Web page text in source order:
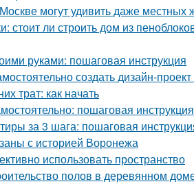
могут удивить даже местных
стоит ли строить дом из
руками: пошаговая инструкция
создать дизайн-
трат: как начать
пошаговая инструкция
за 3 шага: пошаговая
с историей Воронежа
использовать пространство
полов в деревянном